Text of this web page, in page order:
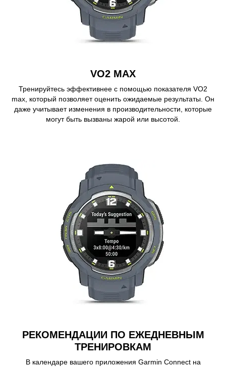
VO2 MAX
Тренируйтесь эффективнее с помощью показателя VO2
max, который позволяет оценить ожидаемые результаты. Он
даже учитывает изменения в производительности, которые
могут быть вызваны жарой или высотой.
РЕКОМЕНДАЦИИ ПО ЕЖЕДНЕВНЫМ
ТРЕНИРОВКАМ
В календаре вашего приложения Garmin Connect на